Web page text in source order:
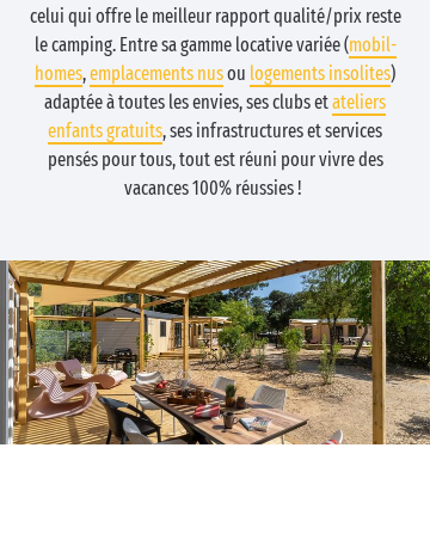
celui qui offre le meilleur rapport qualité/prix reste
le camping. Entre sa gamme locative variée (mobil-
homes,emplacements nusou logements insolites)
adaptée à toutes les envies, ses clubs etateliers
enfants gratuits, ses infrastructures et services
pensés pour tous, tout est réuni pour vivre des
vacances 100% réussies !